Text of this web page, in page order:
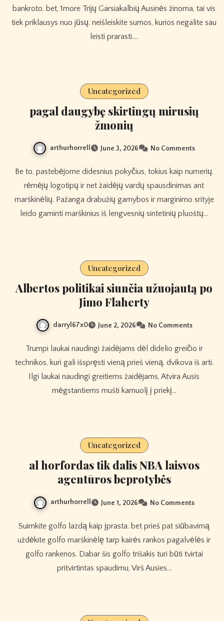
bankroto. bet, 1more Trijų Garsiakalbių Ausinės žinoma, tai vis
tiek priklausys nuo jūsų. neišleiskite sumos, kurios negalite sau
leisti prarasti.…
Uncategorized
pagal daugybę skirtingų mirusių
žmonių
arthurhorrell June 3, 2026 No Comments
Be to, pastebėjome didesnius pokyčius, tokius kaip numerių,
rėmėjų logotipų ir net žaidėjų vardų spausdinimas ant
marškinėlių. Pažanga drabužių gamybos ir marginimo srityje
leido gaminti marškinius iš lengvesnių sintetinių pluoštų…
Uncategorized
Albertos politikai siunčia užuojautą po
Jimo Flaherty
darryl67x0 June 2, 2026 No Comments
Trumpi laukai naudingi žaidėjams dėl didelio greičio ir
technikos, kuri gali išspręsti vieną prieš vieną. dvikova iš arti.
Ilgi laukai naudingi greitiems žaidėjams, Atvira Ausis
mėgstantiems mušti kamuolį į priekį…
Uncategorized
al horfordas tik dalis NBA laisvos
agentūros beprotybės
arthurhorrell June 1, 2026 No Comments
Suimkite golfo lazdą kaip įprasta. bet prieš pat siūbavimą
uždėkite golfo marškinėlę tarp kairės rankos pagalvėlės ir
golfo rankenos. Dabar šis golfo trišakis turi būti tvirtai
pritvirtintas spaudimu, Virš Ausies…